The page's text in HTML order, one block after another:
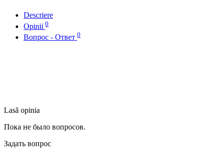
Descriere
Opinii 0
Вопрос - Ответ 0
Lasă opinia
Пока не было вопросов.
Задать вопрос